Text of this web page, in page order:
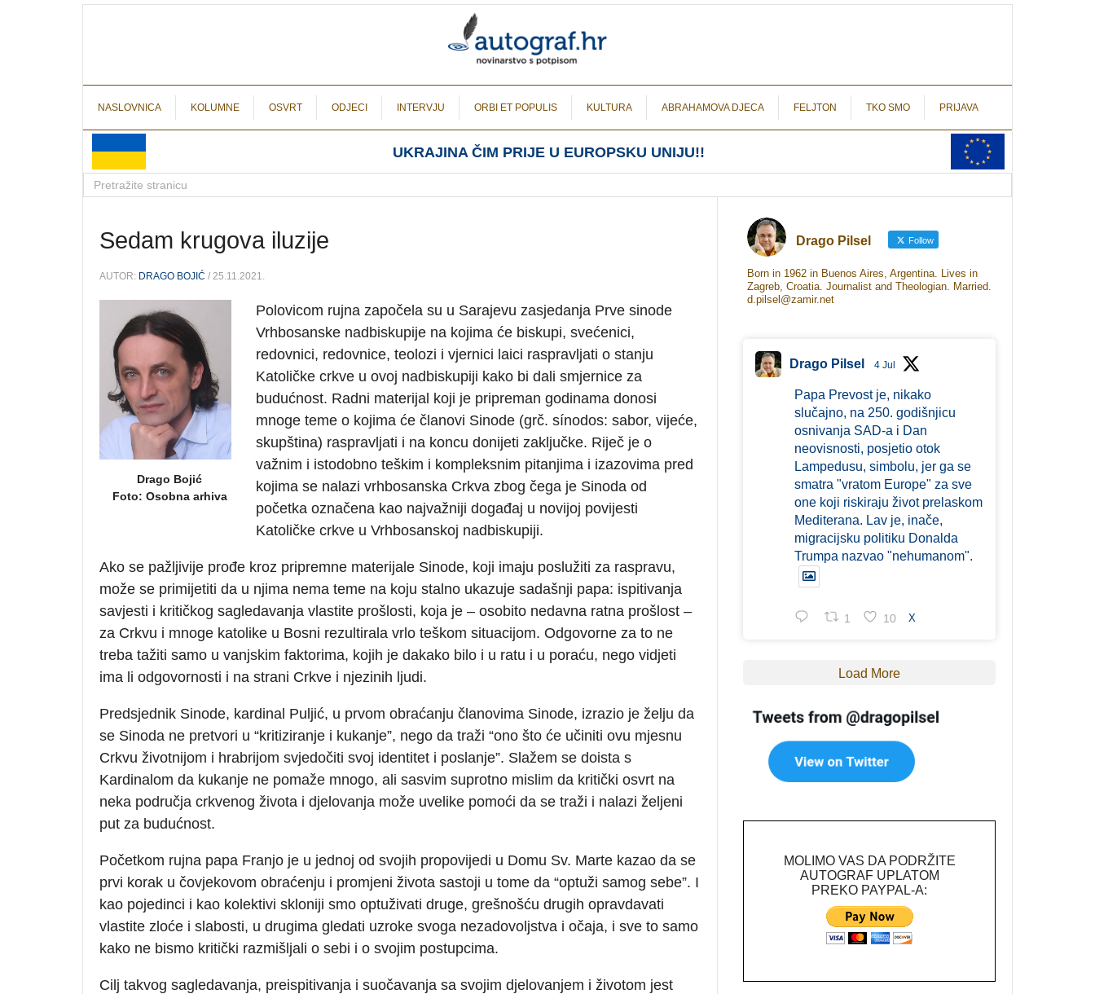
NASLOVNICA KOLUMNE OSVRT ODJECI INTERVJU ORBI ET POPULIS KULTURA ABRAHAMOVA DJECA FELJTON TKO SMO PRIJAVA
UKRAJINA ČIM PRIJE U EUROPSKU UNIJU!!
Sedam krugova iluzije
AUTOR: DRAGO BOJIĆ / 25.11.2021.
Drago Bojić
Foto: Osobna arhiva
Polovicom rujna započela su u Sarajevu zasjedanja Prve sinode
Vrhbosanske nadbiskupije na kojima će biskupi, svećenici,
redovnici, redovnice, teolozi i vjernici laici raspravljati o stanju
Katoličke crkve u ovoj nadbiskupiji kako bi dali smjernice za
budućnost. Radni materijal koji je pripreman godinama donosi
mnoge teme o kojima će članovi Sinode (grč. sínodos: sabor, vijeće,
skupština) raspravljati i na koncu donijeti zaključke. Riječ je o
važnim i istodobno teškim i kompleksnim pitanjima i izazovima pred
kojima se nalazi vrhbosanska Crkva zbog čega je Sinoda od
početka označena kao najvažniji događaj u novijoj povijesti
Katoličke crkve u Vrhbosanskoj nadbiskupiji.
Ako se pažljivije prođe kroz pripremne materijale Sinode, koji imaju poslužiti za raspravu,
može se primijetiti da u njima nema teme na koju stalno ukazuje sadašnji papa: ispitivanja
savjesti i kritičkog sagledavanja vlastite prošlosti, koja je – osobito nedavna ratna prošlost –
za Crkvu i mnoge katolike u Bosni rezultirala vrlo teškom situacijom. Odgovorne za to ne
treba tažiti samo u vanjskim faktorima, kojih je dakako bilo i u ratu i u poraću, nego vidjeti
ima li odgovornosti i na strani Crkve i njezinih ljudi.
Predsjednik Sinode, kardinal Puljić, u prvom obraćanju članovima Sinode, izrazio je želju da
se Sinoda ne pretvori u “kritiziranje i kukanje”, nego da traži “ono što će učiniti ovu mjesnu
Crkvu životnijom i hrabrijom svjedočiti svoj identitet i poslanje”. Slažem se doista s
Kardinalom da kukanje ne pomaže mnogo, ali sasvim suprotno mislim da kritički osvrt na
neka područja crkvenog života i djelovanja može uvelike pomoći da se traži i nalazi željeni
put za budućnost.
Početkom rujna papa Franjo je u jednoj od svojih propovijedi u Domu Sv. Marte kazao da se
prvi korak u čovjekovom obraćenju i promjeni života sastoji u tome da “optuži samog sebe”. I
kao pojedinci i kao kolektivi skloniji smo optuživati druge, grešnošću drugih opravdavati
vlastite zloće i slabosti, u drugima gledati uzroke svoga nezadovoljstva i očaja, i sve to samo
kako ne bismo kritički razmišljali o sebi i o svojim postupcima.
Cilj takvog sagledavanja, preispitivanja i suočavanja sa svojim djelovanjem i životom jest
Drago Pilsel Follow
Born in 1962 in Buenos Aires, Argentina. Lives in
Zagreb, Croatia. Journalist and Theologian. Married.
d.pilsel@zamir.net
Drago Pilsel 4 Jul
Papa Prevost je, nikako
slučajno, na 250. godišnjicu
osnivanja SAD-a i Dan
neovisnosti, posjetio otok
Lampedusu, simbolu, jer ga se
smatra "vratom Europe" za sve
one koji riskiraju život prelaskom
Mediterana. Lav je, inače,
migracijsku politiku Donalda
Trumpa nazvao "nehumanom".
1 10 X
Load More
MOLIMO VAS DA PODRŽITE
AUTOGRAF UPLATOM
PREKO PAYPAL-A: